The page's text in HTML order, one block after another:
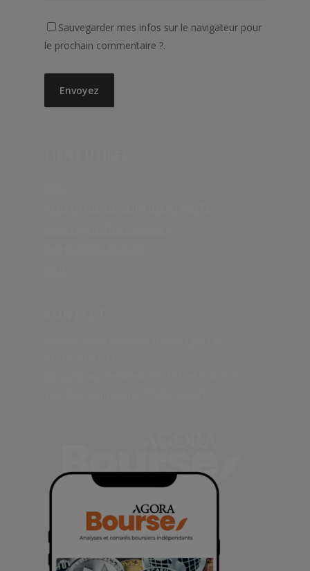
Sauvegarder mes infos sur le navigateur pour
le prochain commentaire ?.